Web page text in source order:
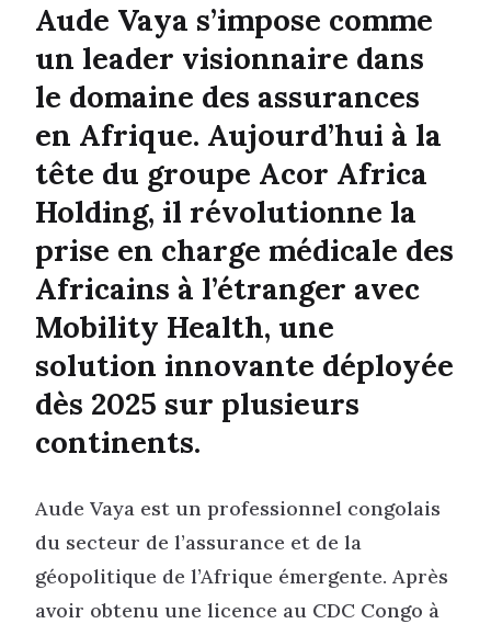
Aude Vaya s’impose comme
un leader visionnaire dans
le domaine des assurances
en Afrique. Aujourd’hui à la
tête du groupe Acor Africa
Holding, il révolutionne la
prise en charge médicale des
Africains à l’étranger avec
Mobility Health, une
solution innovante déployée
dès 2025 sur plusieurs
continents.
Aude Vaya est un professionnel congolais
du secteur de l’assurance et de la
géopolitique de l’Afrique émergente. Après
avoir obtenu une licence au CDC Congo à